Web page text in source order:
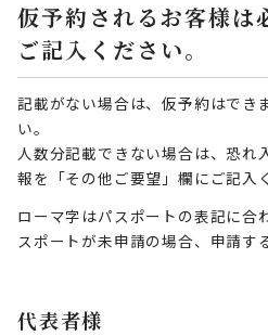
仮予約されるお客様は
ご記入ください。
記載がない場合は、仮予約はでき
い。
人数分記載できない場合は、恐れ
報を「その他ご要望」欄にご記入
ローマ字はパスポートの表記に合
スポートが未申請の場合、申請す
代表者様